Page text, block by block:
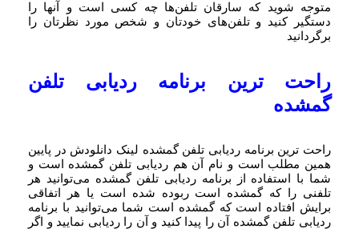
متوجه شوید که سارقان تلفن‌ها چه کسی است و آنها را
دستگیر کنید و تلفن‌های خودتان و شخص مورد نظرتان را
برگردانید
راحت ترین برنامه ردیابی تلفن
گمشده
راحت ترین برنامه ردیابی تلفن گمشده لینک دانلودش در پایین
همین مطلب است و نام آن هم ردیابی تلفن گمشده است و
شما با استفاده از برنامه ردیابی تلفن گمشده می‌توانید هر
تلفنی را که گمشده است ربوده شده است یا هر اتفاقی
برایش افتاده است که گمشده است شما می‌توانید با برنامه
ردیابی تلفن گمشده آن را پیدا کنید و آن را ردیابی نمایید و اگر